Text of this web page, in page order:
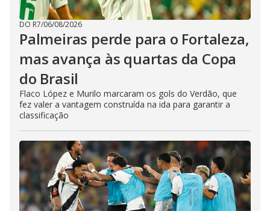
DO R7/06/08/2026
Palmeiras perde para o Fortaleza,
mas avança às quartas da Copa
do Brasil
Flaco López e Murilo marcaram os gols do Verdão, que
fez valer a vantagem construída na ida para garantir a
classificação